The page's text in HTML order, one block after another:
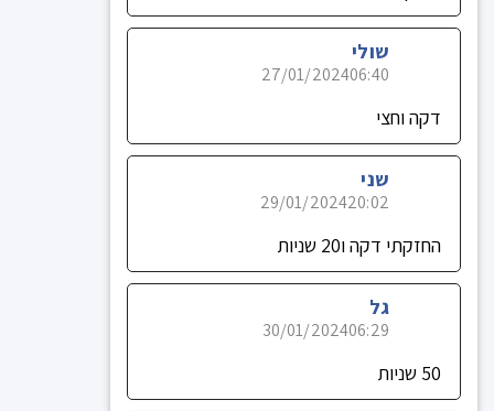
שולי
06:40
27/01/2024
דקה וחצי
שני
20:02
29/01/2024
החזקתי דקה ו20 שניות
גל
06:29
30/01/2024
50 שניות